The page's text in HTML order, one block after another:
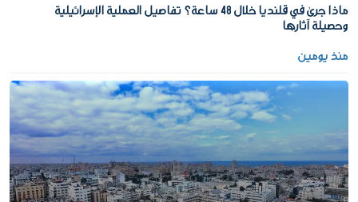
ماذا جرى في قلنديا خلال 48 ساعة؟ تفاصيل العملية الإسرائيلية
وحصيلة آثارها
منذ يومين